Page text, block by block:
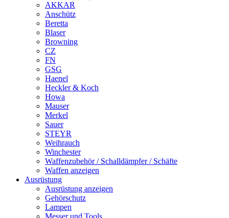
AKKAR
Anschütz
Beretta
Blaser
Browning
CZ
FN
GSG
Haenel
Heckler & Koch
Howa
Mauser
Merkel
Sauer
STEYR
Weihrauch
Winchester
Waffenzubehör / Schalldämpfer / Schäfte
Waffen anzeigen
Ausrüstung
Ausrüstung anzeigen
Gehörschutz
Lampen
Messer und Tools